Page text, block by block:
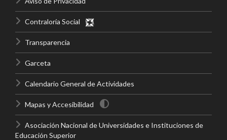
Contraloría Social
Transparencia
Garceta
Calendario General de Actividades
Mapas y Accesibilidad
Asociación Nacional de Universidades e Instituciones de
Educación Superior